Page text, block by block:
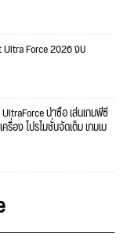
Ultra Force 2026 งบ
น่าซื้อ เล่นเกมพีซี
รื่อง โปรโมชั่นจัดเต็ม เกมเม